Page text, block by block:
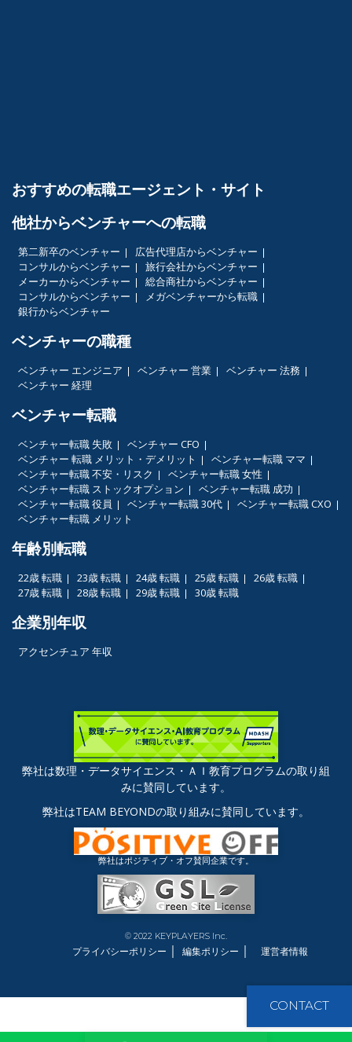
CONTACT
おすすめの転職エージェント・サイト
他社からベンチャーへの転職
第二新卒のベンチャー
広告代理店からベンチャー
コンサルからベンチャー
旅行会社からベンチャー
メーカーからベンチャー
総合商社からベンチャー
コンサルからベンチャー
メガベンチャーから転職
銀行からベンチャー
ベンチャーの職種
ベンチャー エンジニア ベンチャー 営業
ベンチャー 法務
ベンチャー 経理
ベンチャー転職
ベンチャー転職 失敗
ベンチャー CFO
ベンチャー 転職 メリット・デメリット
ベンチャー転職 ママ
ベンチャー転職 不安・リスク
ベンチャー転職 女性
ベンチャー転職 ストックオプション
ベンチャー転職 成功
ベンチャー転職 役員
ベンチャー転職 30代
ベンチャー転職 CXO
ベンチャー転職 メリット
年齢別転職
22歳 転職 23歳 転職 24歳 転職 25歳 転職
26歳 転職
27歳 転職
28歳 転職 29歳 転職 30歳 転職
企業別年収
アクセンチュア 年収
弊社は数理・データサイエンス・ＡＩ教育プログラムの取り組
みに賛同しています。
弊社はTEAM BEYONDの取り組みに賛同しています。
弊社はポジティブ・オフ賛同企業です。
© 2022 KEYPLAYERS Inc.
プライバシーポリシー ｜ 編集ポリシー ｜ 運営者情報